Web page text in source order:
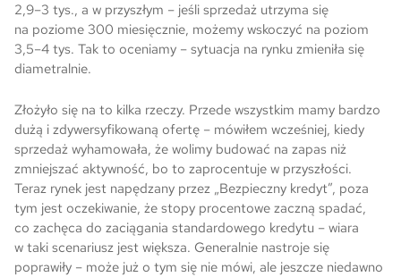
2,9–3 tys., a w przyszłym – jeśli sprzedaż utrzyma się
na poziome 300 miesięcznie, możemy wskoczyć na poziom
3,5–4 tys. Tak to oceniamy – sytuacja na rynku zmieniła się
diametralnie.
Złożyło się na to kilka rzeczy. Przede wszystkim mamy bardzo
dużą i zdywersyfikowaną ofertę – mówiłem wcześniej, kiedy
sprzedaż wyhamowała, że wolimy budować na zapas niż
zmniejszać aktywność, bo to zaprocentuje w przyszłości.
Teraz rynek jest napędzany przez „Bezpieczny kredyt”, poza
tym jest oczekiwanie, że stopy procentowe zaczną spadać,
co zachęca do zaciągania standardowego kredytu – wiara
w taki scenariusz jest większa. Generalnie nastroje się
poprawiły – może już o tym się nie mówi, ale jeszcze niedawno